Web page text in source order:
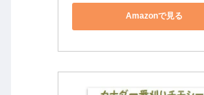
Amazonで見る